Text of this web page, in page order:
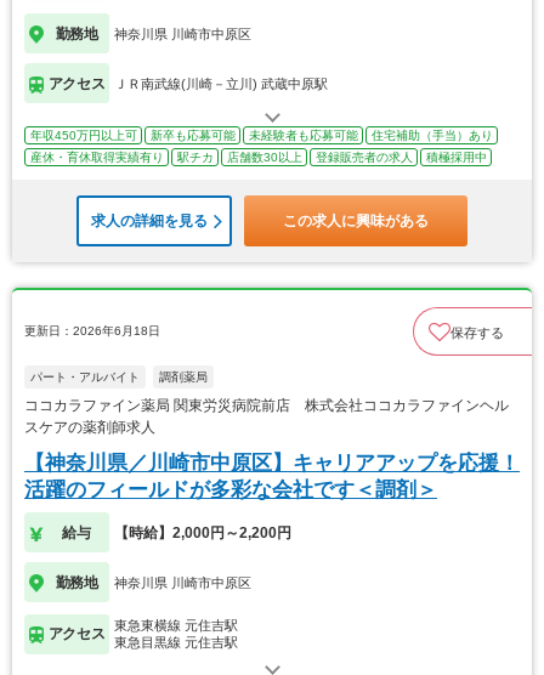
勤務地 神奈川県 川崎市中原区
アクセス ＪＲ南武線(川崎－立川) 武蔵中原駅
年収450万円以上可 新卒も応募可能 未経験者も応募可能
住宅補助（手当）あり
産休・育休取得実績有り
駅チカ 店舗数30以上 登録販売者の求人 積極採用中
求人の詳細を見る この求人に興味がある
更新日：2026年6月18日 保存する
パート・アルバイト 調剤薬局
ココカラファイン薬局 関東労災病院前店 株式会社ココカラファインヘル
スケアの薬剤師求人
【神奈川県／川崎市中原区】キャリアアップを応援！
活躍のフィールドが多彩な会社です＜調剤＞
給与 【時給】2,000円～2,200円
勤務地 神奈川県 川崎市中原区
アクセス
東急東横線 元住吉駅
東急目黒線 元住吉駅